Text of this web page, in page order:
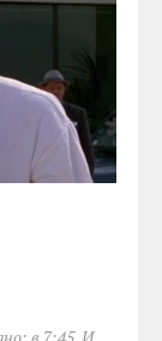
в 7:45. И